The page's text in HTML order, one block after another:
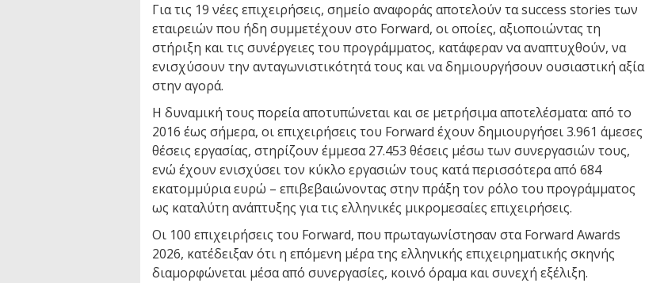
Για τις 19 νέες επιχειρήσεις, σημείο αναφοράς αποτελούν τα success stories των
εταιρειών που ήδη συμμετέχουν στο Forward, οι οποίες, αξιοποιώντας τη
στήριξη και τις συνέργειες του προγράμματος, κατάφεραν να αναπτυχθούν, να
ενισχύσουν την ανταγωνιστικότητά τους και να δημιουργήσουν ουσιαστική αξία
στην αγορά.
Η δυναμική τους πορεία αποτυπώνεται και σε μετρήσιμα αποτελέσματα: από το
2016 έως σήμερα, οι επιχειρήσεις του Forward έχουν δημιουργήσει 3.961 άμεσες
θέσεις εργασίας, στηρίζουν έμμεσα 27.453 θέσεις μέσω των συνεργασιών τους,
ενώ έχουν ενισχύσει τον κύκλο εργασιών τους κατά περισσότερα από 684
εκατομμύρια ευρώ – επιβεβαιώνοντας στην πράξη τον ρόλο του προγράμματος
ως καταλύτη ανάπτυξης για τις ελληνικές μικρομεσαίες επιχειρήσεις.
Οι 100 επιχειρήσεις του Forward, που πρωταγωνίστησαν στα Forward Awards
2026, κατέδειξαν ότι η επόμενη μέρα της ελληνικής επιχειρηματικής σκηνής
διαμορφώνεται μέσα από συνεργασίες, κοινό όραμα και συνεχή εξέλιξη.